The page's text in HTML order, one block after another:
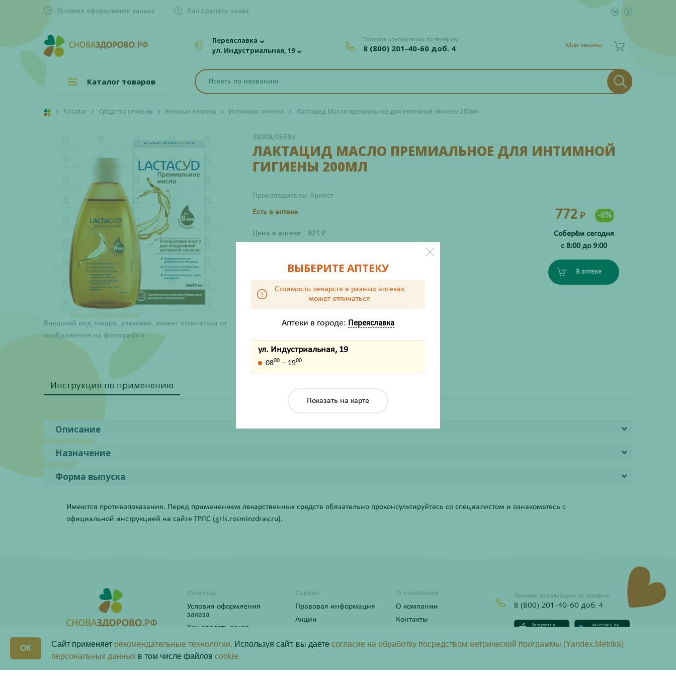
Условия оформления заказа Как сделать заказ
Переяславка
ул. Индустриальная, 19
Получите консультацию по телефону:
8 (800) 201-40-60 доб. 4 Мои заказы
Каталог товаров
Каталог Средства гигиены Женская гигиена Интимная гигиена Лактацид Масло премиальное для интимной гигиены 200мл
Внешний вид товара, упаковки, может отличаться от
изображения на фотографии
38008/06583
ЛАКТАЦИД МАСЛО ПРЕМИАЛЬНОЕ ДЛЯ ИНТИМНОЙ
ГИГИЕНЫ 200МЛ
Производитель: Арнест
Есть в аптеке
Цена в аптеке 821 ₽
772 ₽ -6%
Соберём сегодня
с 8:00 до 9:00
В аптеке
ХАРАКТЕРИСТИКИ
Жизненно важный
Инструкция по применению
Описание
Назначение
Форма выпуска
Имеются противопоказания. Перед применением лекарственных средств обязательно проконсультируйтесь со специалистом и ознакомьтесь с
официальной инструкцией на сайте ГРЛС (grls.rosminzdrav.ru).
Помощь
Условия оформления
заказа
Как сделать заказ
Программы лояльности
Бонусная программа
Сервис
Правовая информация
Акции
О компании
О компании
Контакты
Получите консультацию по телефону:
8 (800) 201-40-60 доб. 4
Сайт применяет рекомендательные технологии. Используя сайт, вы даете согласие на обработку посредством метрической программы (Yandex.Metrika)
персональных данных в том числе файлов cookie.
ОК
ВЫБЕРИТЕ АПТЕКУ
Стоимость лекарств в разных аптеках
может отличаться
Аптеки в городе: Переяславка
ул. Индустриальная, 19
0800 – 1900
Показать на карте